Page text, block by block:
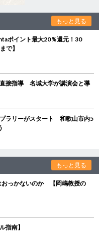
もっと見る
ポイント最大20％還元！30
で】
接指導 名城大学が講演会と導
ラリーがスタート 和歌山市内5
もっと見る
おっかないのか 【岡嶋教授の
指南】